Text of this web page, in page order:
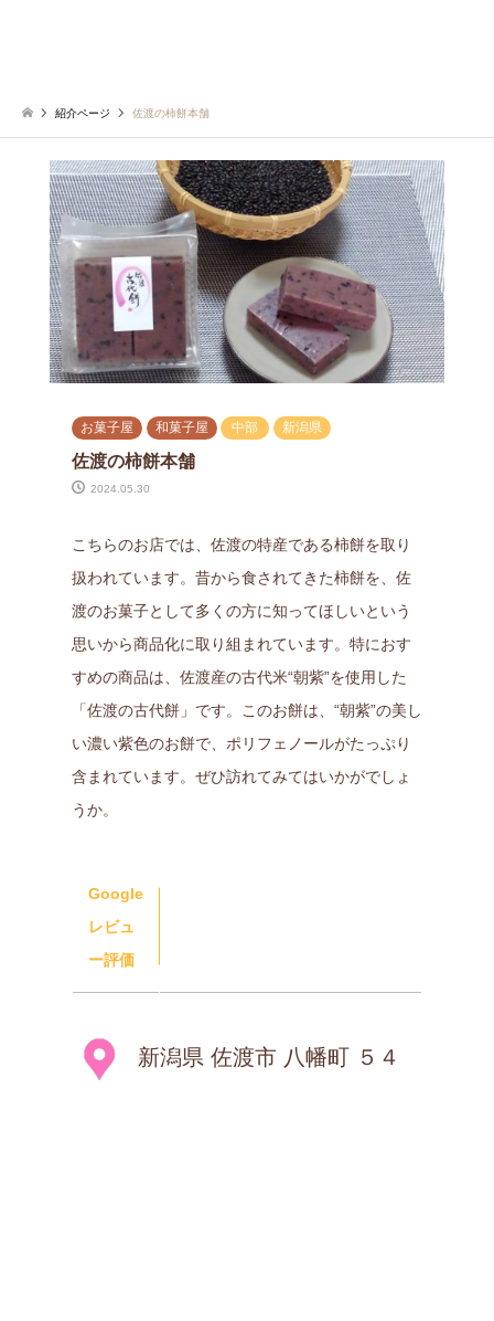
紹介ページ 佐渡の柿餅本舗
お菓子屋 和菓子屋 中部 新潟県
佐渡の柿餅本舗
2024.05.30
こちらのお店では、佐渡の特産である柿餅を取り
扱われています。昔から食されてきた柿餅を、佐
渡のお菓子として多くの方に知ってほしいという
思いから商品化に取り組まれています。特におす
すめの商品は、佐渡産の古代米“朝紫”を使用した
「佐渡の古代餅」です。このお餅は、“朝紫”の美し
い濃い紫色のお餅で、ポリフェノールがたっぷり
含まれています。ぜひ訪れてみてはいかがでしょ
うか。
Google
レビュ
ー評価
新潟県 佐渡市 八幡町 ５４